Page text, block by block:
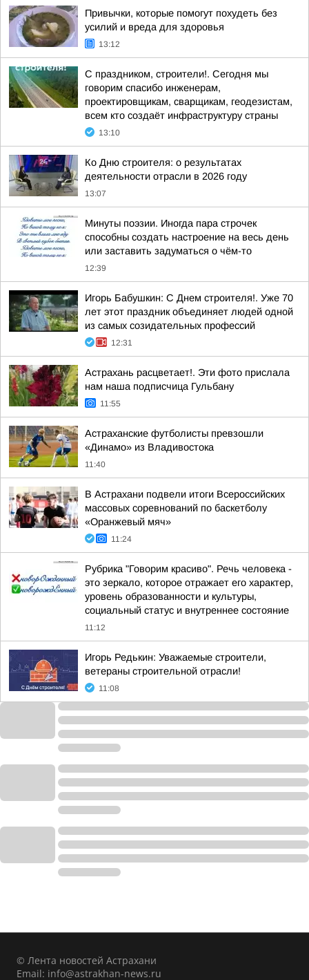
Привычки, которые помогут похудеть без
усилий и вреда для здоровья
13:12
С праздником, строители!. Сегодня мы
говорим спасибо инженерам,
проектировщикам, сварщикам, геодезистам,
всем кто создаёт инфраструктуру страны
13:10
Ко Дню строителя: о результатах
деятельности отрасли в 2026 году
13:07
Минуты поэзии. Иногда пара строчек
способны создать настроение на весь день
или заставить задуматься о чём-то
12:39
Игорь Бабушкин: С Днем строителя!. Уже 70
лет этот праздник объединяет людей одной
из самых созидательных профессий
12:31
Астрахань расцветает!. Эти фото прислала
нам наша подписчица Гульбану
11:55
Астраханские футболисты превзошли
«Динамо» из Владивостока
11:40
В Астрахани подвели итоги Всероссийских
массовых соревнований по баскетболу
«Оранжевый мяч»
11:24
Рубрика "Говорим красиво". Речь человека -
это зеркало, которое отражает его характер,
уровень образованности и культуры,
социальный статус и внутреннее состояние
11:12
Игорь Редькин: Уважаемые строители,
ветераны строительной отрасли!
11:08
© Лента новостей Астрахани
Email: info@astrakhan-news.ru